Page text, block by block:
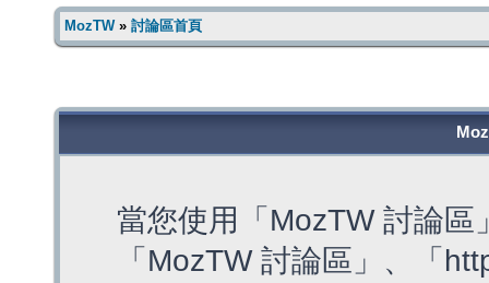
MozTW» 討論區首頁
當您使用「MozTW 討論
「MozTW 討論區」、「